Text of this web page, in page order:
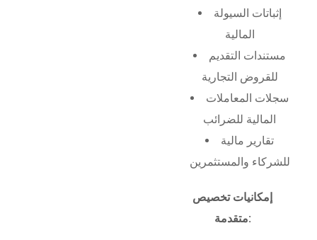
إثباتات السيولة
المالية
مستندات التقديم
للقروض التجارية
سجلات المعاملات
المالية للضرائب
تقارير مالية
للشركاء والمستثمرين
إمكانيات تخصيص
متقدمة: